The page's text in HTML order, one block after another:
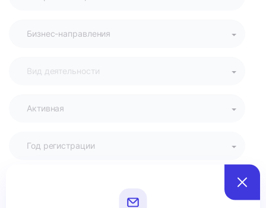
Активная
Год регистрации